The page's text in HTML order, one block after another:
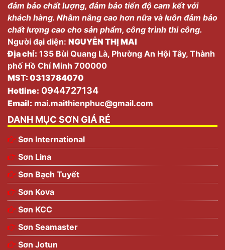
đảm bảo chất lượng, đảm bảo tiến độ cam kết với
khách hàng. Nhằm nâng cao hơn nữa và luôn đảm bảo
chất lượng cao cho sản phẩm, công trình thi công.
Người đại diện: NGUYỄN THỊ MAI
Địa chỉ: 135 Bùi Quang Là, Phường An Hội Tây, Thành
phố Hồ Chí Minh 700000
MST: 0313784070
Hotline: 0944727134
Email: mai.maithienphuc@gmail.com
DANH MỤC SƠN GIÁ RẺ
Sơn International
Sơn Lina
Sơn Bạch Tuyết
Sơn Kova
Sơn KCC
Sơn Seamaster
Sơn Jotun